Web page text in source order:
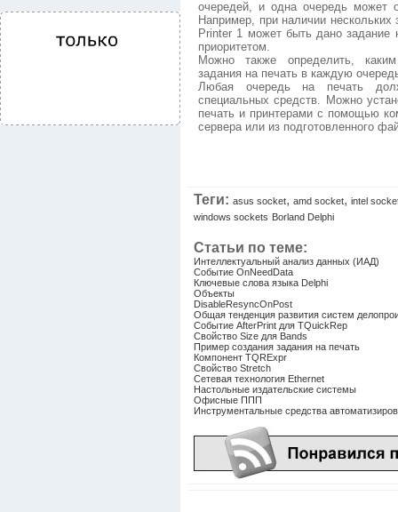
очередей, и одна очередь может
Например, при наличии
Printer 1 может быть дано
приоритетом.
Можно также определить,
задания на печать в каждую
Любая очередь на печать
специальных средств. Можно
печать и принтерами с помощью
сервера или из подготовленного
Теги: asus socket, amd socket, intel
windows sockets Borland Delphi
Статьи по теме:
Интеллектуальный анализ данных (ИАД)
Событие OnNeedData
Ключевые слова языка Delphi
Объекты
DisableResyncOnPost
Общая тенденция развития систем
Событие AfterPrint для TQuickRep
Свойство Size для Bands
Пример создания задания на печать
Компонент TQRExpr
Свойство Stretch
Сетевая технология Ethernet
Настольные издательские системы
Офисные ППП
Инструментальные средства